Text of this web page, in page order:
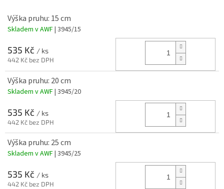
Výška pruhu: 15 cm
Skladem v AWF| 3945/15
535 Kč / ks
442 Kč bez DPH
Výška pruhu: 20 cm
Skladem v AWF| 3945/20
535 Kč / ks
442 Kč bez DPH
Výška pruhu: 25 cm
Skladem v AWF| 3945/25
535 Kč / ks
442 Kč bez DPH